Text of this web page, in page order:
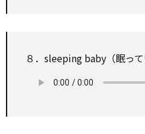
８．sleeping baby（眠って